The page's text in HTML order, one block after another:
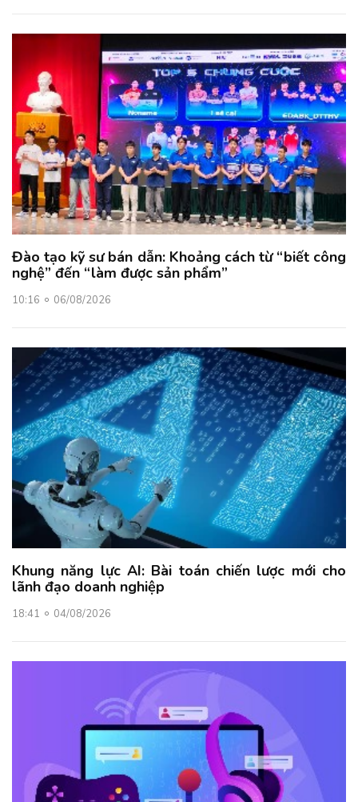
Đào tạo kỹ sư bán dẫn: Khoảng cách từ “biết công
nghệ” đến “làm được sản phẩm”
10:16 06/08/2026
Khung năng lực AI: Bài toán chiến lược mới cho
lãnh đạo doanh nghiệp
18:41 04/08/2026